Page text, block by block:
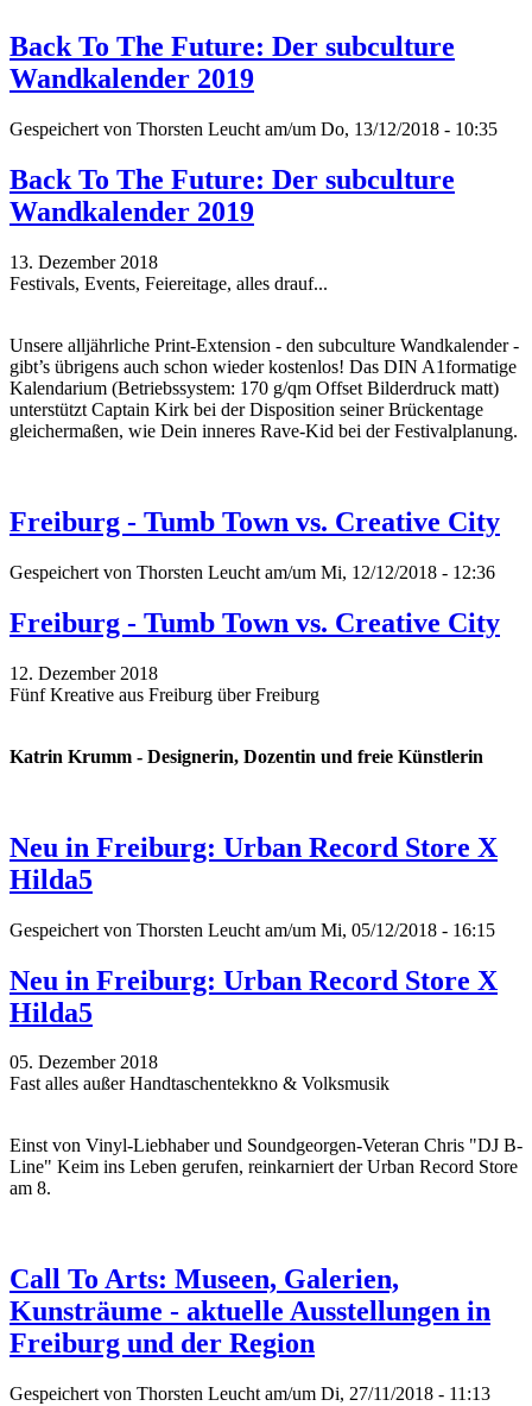
Back To The Future: Der subculture
Wandkalender 2019
Gespeichert von Thorsten Leucht am/um Do, 13/12/2018 - 10:35
Back To The Future: Der subculture
Wandkalender 2019
13. Dezember 2018
Festivals, Events, Feiereitage, alles drauf...
Unsere alljährliche Print-Extension - den subculture Wandkalender -
gibt’s übrigens auch schon wieder kostenlos! Das DIN A1formatige
Kalendarium (Betriebssystem: 170 g/qm Offset Bilderdruck matt)
unterstützt Captain Kirk bei der Disposition seiner Brückentage
gleichermaßen, wie Dein inneres Rave-Kid bei der Festivalplanung.
Freiburg - Tumb Town vs. Creative City
Gespeichert von Thorsten Leucht am/um Mi, 12/12/2018 - 12:36
Freiburg - Tumb Town vs. Creative City
12. Dezember 2018
Fünf Kreative aus Freiburg über Freiburg
Katrin Krumm - Designerin, Dozentin und freie Künstlerin
Neu in Freiburg: Urban Record Store X
Hilda5
Gespeichert von Thorsten Leucht am/um Mi, 05/12/2018 - 16:15
Neu in Freiburg: Urban Record Store X
Hilda5
05. Dezember 2018
Fast alles außer Handtaschentekkno & Volksmusik
Einst von Vinyl-Liebhaber und Soundgeorgen-Veteran Chris "DJ B-
Line" Keim ins Leben gerufen, reinkarniert der Urban Record Store
am 8.
Call To Arts: Museen, Galerien,
Kunsträume - aktuelle Ausstellungen in
Freiburg und der Region
Gespeichert von Thorsten Leucht am/um Di, 27/11/2018 - 11:13